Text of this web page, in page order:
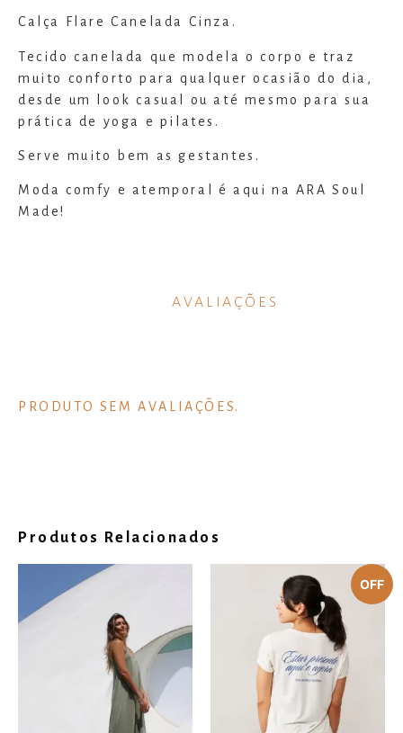
Calça Flare Canelada Cinza.
Tecido canelada que modela o corpo e traz
muito conforto para qualquer ocasião do dia,
desde um look casual ou até mesmo para sua
prática de yoga e pilates.
Serve muito bem as gestantes.
Moda comfy e atemporal é aqui na ARA Soul
Made!
AVALIAÇÕES
Produtos Relacionados